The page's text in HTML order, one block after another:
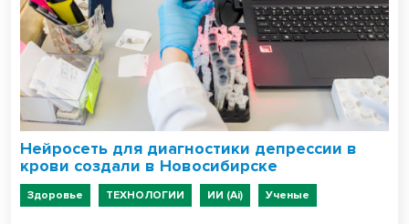
Нейросеть для диагностики депрессии в
крови создали в Новосибирске
Здоровье ТЕХНОЛОГИИ ИИ (Ai) Ученые